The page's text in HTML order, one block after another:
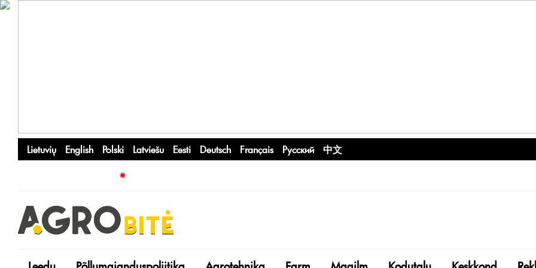
Lietuvių English Polski Latviešu Eesti Deutsch Français Русский 中文